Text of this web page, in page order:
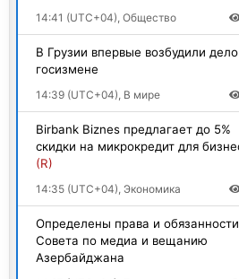
14:41 (UTC+04), Общество
В Грузии впервые возбудили
госизмене
14:39 (UTC+04), В мире
Birbank Biznes предлагает до 5%
скидки на микрокредит для
(R)
14:35 (UTC+04), Экономика
Определены права и обязанности
Совета по медиа и вещанию
Азербайджана